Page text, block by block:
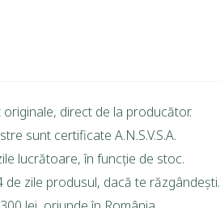
direct de la producător.
sunt certificate A.N.S.V.S.A.
lucrătoare, în funcție de stoc.
de zile produsul, dacă te răzgândești.